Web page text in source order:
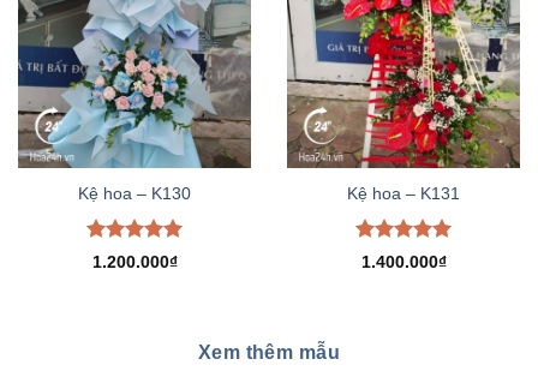
Kệ hoa – K130
Được xếp
1.200.000₫
Kệ hoa – K131
Được xếp
1.400.000₫
Xem thêm mẫu